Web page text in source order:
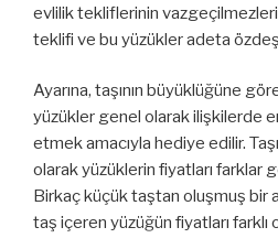
evlilik tekliflerinin
teklifi ve bu yüzükler adeta
Ayarına, taşının büyüklüğüne
yüzükler genel olarak ilişkilerde
etmek amacıyla hediye edilir.
olarak yüzüklerin fiyatları farklar
Birkaç küçük taştan oluşmuş bir
taş içeren yüzüğün fiyatları farklı